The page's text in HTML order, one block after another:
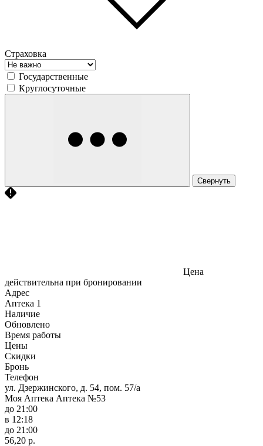
Страховка
Государственные
Круглосуточные
Свернуть
Цена
действительна при бронировании
Адрес
Аптека 1
Наличие
Обновлено
Время работы
Цены
Скидки
Бронь
Телефон
ул. Дзержинского, д. 54, пом. 57/а
Моя Аптека Аптека №53
до 21:00
в 12:18
до 21:00
56,20 р.